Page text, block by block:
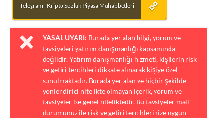
Telegram - Kripto Sözlük Piyasa Muhabbetleri
YASAL UYARI: Burada yer alan bilgi, yorum ve
tavsiyeleri yatırım danışmanlığı kapsamında
değildir. Yatırım danışmanlığı hizmeti, kişilerin risk
ve getiri tercihleri dikkate alınarak kişiye özel
sunulmaktadır. Burada yer alan ve hiçbir şekilde
yönlendirici nitelikte olmayan içerik, yorum ve
tavsiyeler ise genel niteliktedir. Bu tavsiyeler mali
durumunuz ile risk ve getiri tercihlerinize uygun